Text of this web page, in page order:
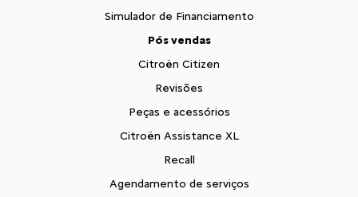
Simulador de Financiamento
Pós vendas
Citroën Citizen
Revisões
Peças e acessórios
Citroën Assistance XL
Recall
Agendamento de serviços